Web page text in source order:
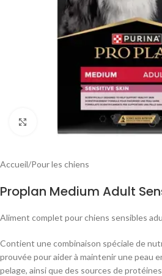
Accueil/Pour les chiens
Proplan Medium Adult
Aliment complet pour chiens sensibles
Contient une combinaison spéciale de
prouvée pour aider à maintenir une peau
pelage, ainsi que des sources de